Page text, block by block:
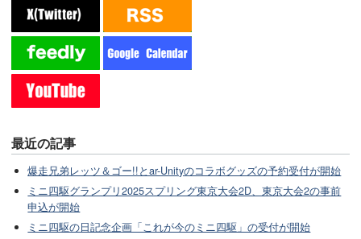
最近の記事
爆走兄弟レッツ＆ゴー!!とar-Unityのコラボグッズの予約受付が開始
ミニ四駆グランプリ2025スプリング東京大会2D、東京大会2の事前
申込が開始
ミニ四駆の日記念企画「これが今のミニ四駆」の受付が開始